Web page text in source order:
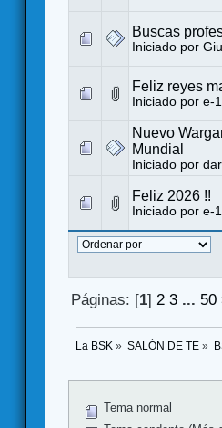
Buscas
Iniciado por
Feliz reyes
Iniciado por e-
Nuevo
Mundial
Iniciado por
Feliz 2026 !!
Iniciado por e-
Páginas: [1] 2 3 ... 50
La BSK » SALÓN DE TE»
Tema normal